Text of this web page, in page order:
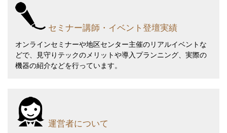
セミナー講師・イベント登壇実績
オンラインセミナーや地区センター主催のリアルイベントな
どで、見守りテックのメリットや導入プランニング、実際の
機器の紹介などを行っています。
運営者について